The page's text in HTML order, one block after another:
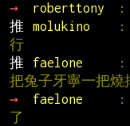
→
roberttony :
推
molukino
:
行
推
faelone
:
把兔子牙寧一把燒
→
faelone
:
了